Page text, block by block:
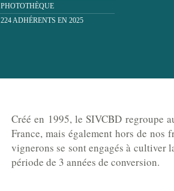
PHOTOTHÈQUE
224 ADHÉRENTS EN 2025
Créé en 1995, le SIVCBD regroupe
France, mais également hors de nos
vignerons se sont engagés à cultiver
période de 3 années de conversion.